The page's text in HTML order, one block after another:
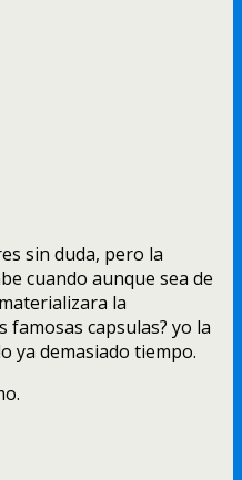
sin duda, pero la
cuando aunque sea de
la
famosas capsulas? yo la
ya demasiado tiempo.